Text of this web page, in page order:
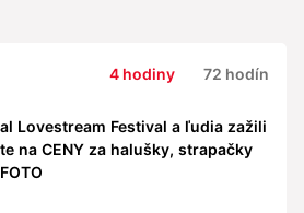
4 hodiny 72 hodín
Lovestream Festival a ľudia zažili
na CENY za halušky, strapačky